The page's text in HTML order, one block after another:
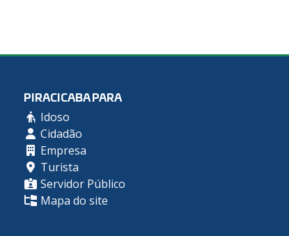
PIRACICABA PARA
Idoso
Cidadão
Empresa
Turista
Servidor Público
Mapa do site